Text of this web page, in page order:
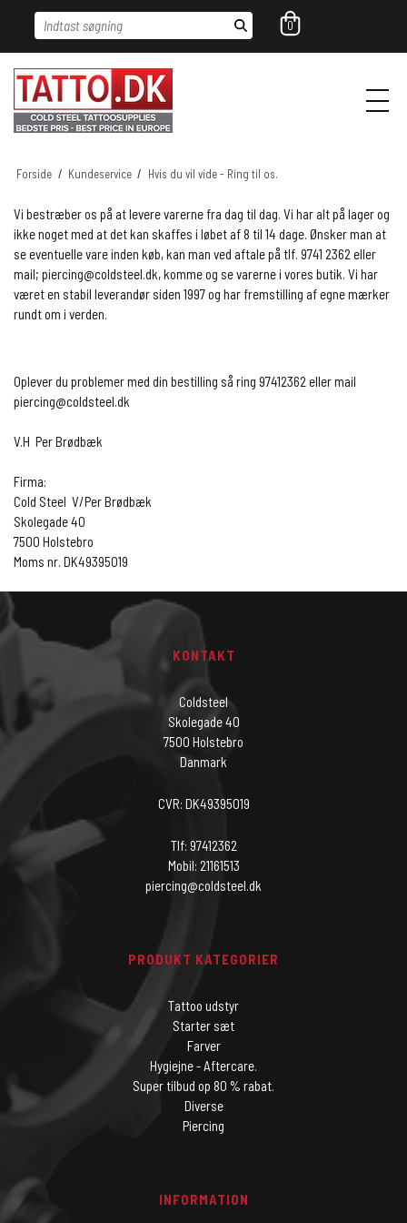
Indtast søgning 0
Forside / Kundeservice / Hvis du vil vide - Ring til os.
Vi bestræber os på at levere varerne fra dag til dag. Vi har alt på lager og
ikke noget med at det kan skaffes i løbet af 8 til 14 dage. Ønsker man at
se eventuelle vare inden køb, kan man ved aftale på tlf. 9741 2362 eller
mail; piercing@coldsteel.dk, komme og se varerne i vores butik. Vi har
været en stabil leverandør siden 1997 og har fremstilling af egne mærker
rundt om i verden.
Oplever du problemer med din bestilling så ring 97412362 eller mail
piercing@coldsteel.dk
V.H Per Brødbæk
Firma:
Cold Steel V/Per Brødbæk
Skolegade 40
7500 Holstebro
Moms nr. DK49395019
KONTAKT
Coldsteel
Skolegade 40
7500 Holstebro
Danmark
CVR: DK49395019
Tlf: 97412362
Mobil: 21161513
piercing@coldsteel.dk
PRODUKT KATEGORIER
Tattoo udstyr
Starter sæt
Farver
Hygiejne - Aftercare.
Super tilbud op 80 % rabat.
Diverse
Piercing
INFORMATION